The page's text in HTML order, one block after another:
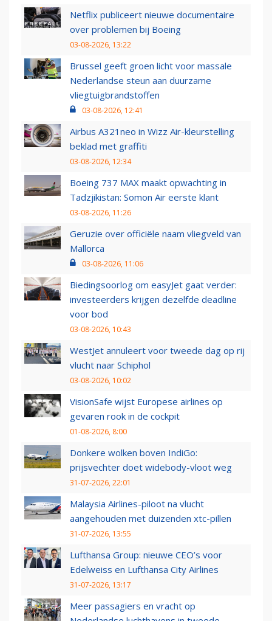
Netflix publiceert nieuwe documentaire
over problemen bij Boeing
03-08-2026, 13:22
Brussel geeft groen licht voor massale
Nederlandse steun aan duurzame
vliegtuigbrandstoffen
03-08-2026, 12:41
Airbus A321neo in Wizz Air-kleurstelling
beklad met graffiti
03-08-2026, 12:34
Boeing 737 MAX maakt opwachting in
Tadzjikistan: Somon Air eerste klant
03-08-2026, 11:26
Geruzie over officiële naam vliegveld van
Mallorca
03-08-2026, 11:06
Biedingsoorlog om easyJet gaat verder:
investeerders krijgen dezelfde deadline
voor bod
03-08-2026, 10:43
WestJet annuleert voor tweede dag op rij
vlucht naar Schiphol
03-08-2026, 10:02
VisionSafe wijst Europese airlines op
gevaren rook in de cockpit
01-08-2026, 8:00
Donkere wolken boven IndiGo:
prijsvechter doet widebody-vloot weg
31-07-2026, 22:01
Malaysia Airlines-piloot na vlucht
aangehouden met duizenden xtc-pillen
31-07-2026, 13:55
Lufthansa Group: nieuwe CEO’s voor
Edelweiss en Lufthansa City Airlines
31-07-2026, 13:17
Meer passagiers en vracht op